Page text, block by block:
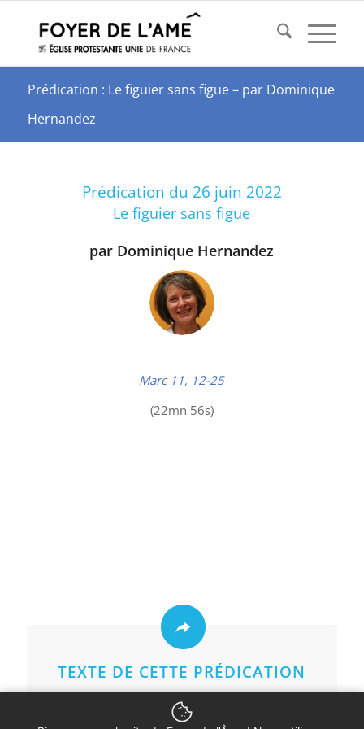
Prédication : Le figuier sans figue – par Dominique
Hernandez
Prédication du 26 juin 2022
Le figuier sans figue
par Dominique Hernandez
Marc 11, 12-25
(22mn 56s)
TEXTE DE CETTE PRÉDICATION